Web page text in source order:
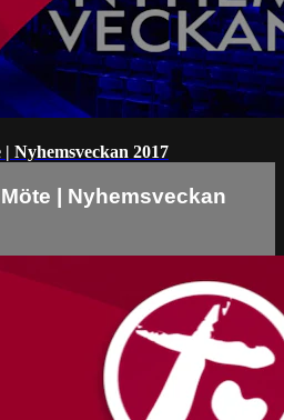
Nyhemsveckan 2017
| Nyhemsveckan